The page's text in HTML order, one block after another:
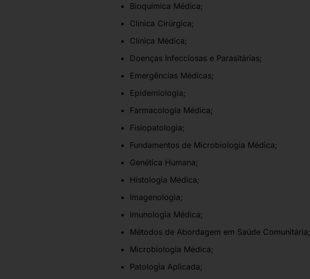
Bioquímica Médica;
Clínica Cirúrgica;
Clínica Médica;
Doenças Infecciosas e Parasitárias;
Emergências Médicas;
Epidemiologia;
Farmacologia Médica;
Fisiopatologia;
Fundamentos de Microbiologia Médica;
Genética Humana;
Histologia Médica;
Imagenologia;
Imunologia Médica;
Métodos de Abordagem em Saúde Comunitária;
Microbiologia Médica;
Patologia Aplicada;